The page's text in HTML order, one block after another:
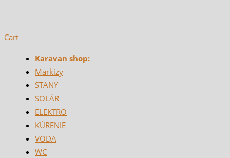
Cart
Karavan shop:
Markízy
STANY
SOLÁR
ELEKTRO
KÚRENIE
VODA
WC